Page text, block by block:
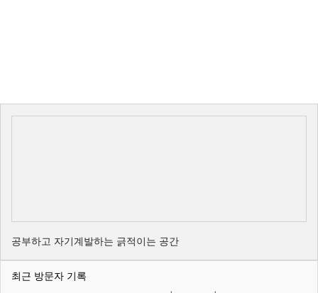
공부하고 자기계발하는 긁적이는 공간
최근 방문자 기록